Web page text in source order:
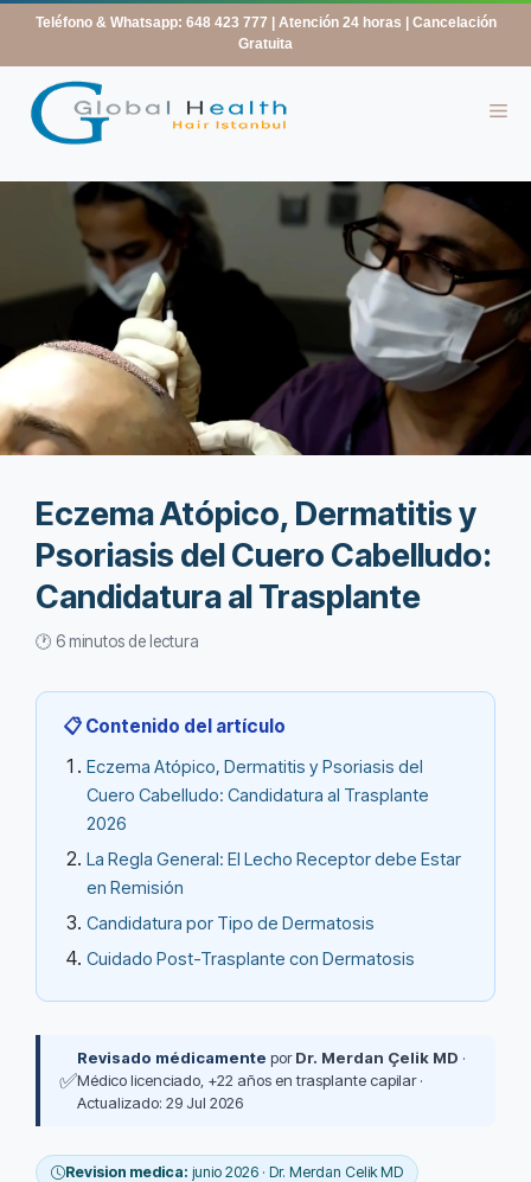
contenido
Teléfono & Whatsapp: 648 423 777
| Atención 24 horas | Cancelación
Gratuita
Eczema Atópico, Dermatitis y
Psoriasis del Cuero Cabelludo:
Candidatura al Trasplante
🕐 6 minutos de lectura
📋 Contenido del artículo
Eczema Atópico, Dermatitis y Psoriasis del
Cuero Cabelludo: Candidatura al Trasplante
2026
La Regla General: El Lecho Receptor debe Estar
en Remisión
Candidatura por Tipo de Dermatosis
Cuidado Post-Trasplante con Dermatosis
✅
Revisado médicamente porDr. Merdan Çelik MD ·
Médico licenciado, +22 años en trasplante capilar ·
Actualizado: 29 Jul 2026
Revision medica: junio 2026 · Dr. Merdan Celik MD